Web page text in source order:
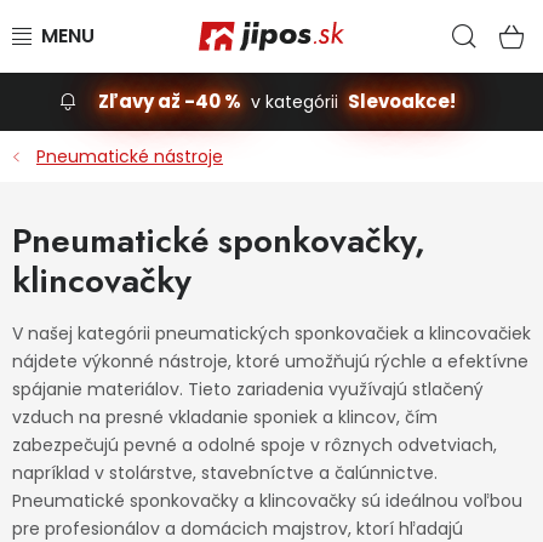
Slevoakce
Dielňa
Záhrada
Príslušenstvo pre automobily
Vybavenie a hračky pre deti
Domácnosť
Zľavy až -40 % v kategórii Slevoakce!
Pneumatické nástroje
Pneumatické sponkovačky,
klincovačky
V našej kategórii pneumatických sponkovačiek a klincovačiek
nájdete výkonné nástroje, ktoré umožňujú rýchle a efektívne
spájanie materiálov. Tieto zariadenia využívajú stlačený
vzduch na presné vkladanie sponiek a klincov, čím
zabezpečujú pevné a odolné spoje v rôznych odvetviach,
napríklad v stolárstve, stavebníctve a čalúnnictve.
Pneumatické sponkovačky a klincovačky sú ideálnou voľbou
pre profesionálov a domácich majstrov, ktorí hľadajú